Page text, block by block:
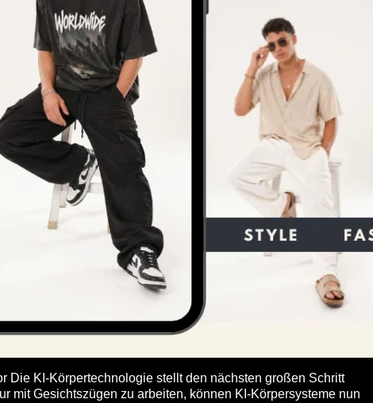
Die KI-Körpertechnologie stellt den nächsten großen Schritt
mit Gesichtszügen zu arbeiten, können KI-Körpersysteme nun